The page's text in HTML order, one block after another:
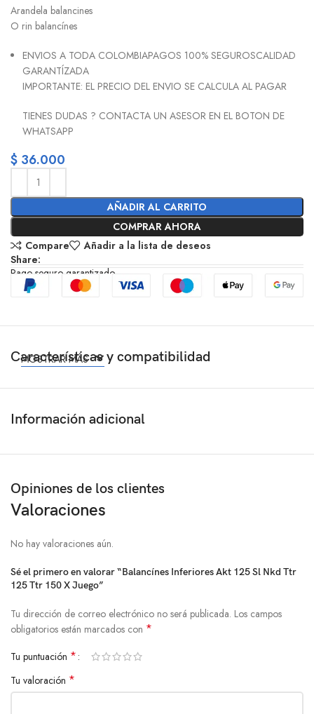
Arandela balancines
O rin balancínes
ENVIOS A TODA COLOMBIAPAGOS 100% SEGUROSCALIDAD
GARANTÍZADA
IMPORTANTE: EL PRECIO DEL ENVIO SE CALCULA AL PAGAR
TIENES DUDAS ? CONTACTA UN ASESOR EN EL BOTON DE
WHATSAPP
$ 36.000
AÑADIR AL CARRITO
COMPRAR AHORA
Compare
Añadir a la lista de deseos
Share:
Pago seguro garantizado
Características y compatibilidad
MOSTRAR MÁS
Información adicional
Opiniones de los clientes
Valoraciones
No hay valoraciones aún.
Sé el primero en valorar “Balancínes Inferiores Akt 125 Sl Nkd Ttr
125 Ttr 150 X Juego”
Tu dirección de correo electrónico no será publicada. Los campos
obligatorios están marcados con *
Tu puntuación *
Tu valoración *